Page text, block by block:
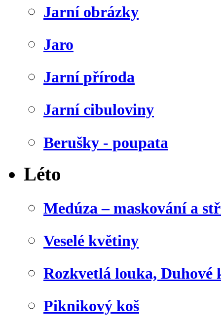
Jarní obrázky
Jaro
Jarní příroda
Jarní cibuloviny
Berušky - poupata
Léto
Medúza – maskování a
Veselé květiny
Rozkvetlá louka, Duhové
Piknikový koš